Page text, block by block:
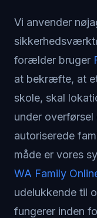
Vi anvender
forælder bruger
at bekræfte, at
skole, skal
under
autoriserede
måde er vores
WA Family
udelukkende til
fungerer inden